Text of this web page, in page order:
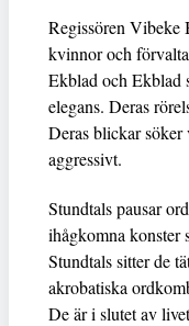
Regissören Vibeke
kvinnor och
Ekblad och Ekblad
elegans. Deras
Deras blickar söker
aggressivt.
Stundtals pausar
ihågkomna konster
Stundtals sitter de
akrobatiska
De är i slutet av